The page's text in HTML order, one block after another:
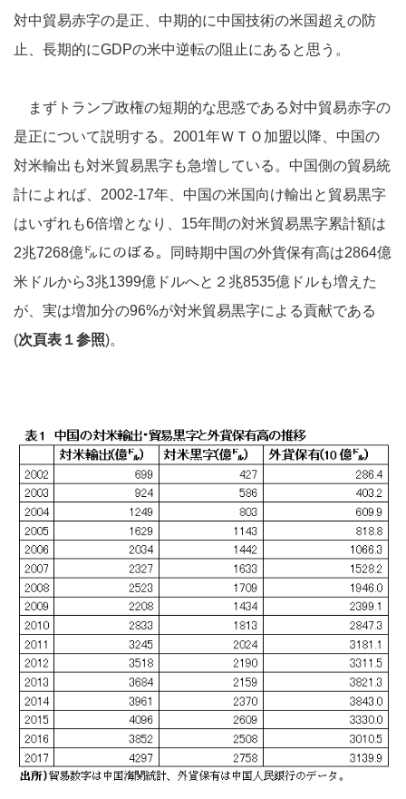
対中貿易赤字の是正、中期的に中国技術の米国超えの防
止、長期的にGDPの米中逆転の阻止にあると思う。
まずトランプ政権の短期的な思惑である対中貿易赤字の
是正について説明する。2001年ＷＴＯ加盟以降、中国の
対米輸出も対米貿易黒字も急増している。中国側の貿易統
計によれば、2002-17年、中国の米国向け輸出と貿易黒字
はいずれも6倍増となり、15年間の対米貿易黒字累計額は
2兆7268億㌦にのぼる。同時期中国の外貨保有高は2864億
米ドルから3兆1399億ドルへと２兆8535億ドルも増えた
が、実は増加分の96%が対米貿易黒字による貢献である
(次頁表１参照)。